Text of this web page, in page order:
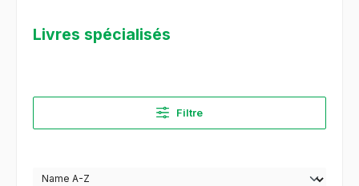
Livres spécialisés
Filtre